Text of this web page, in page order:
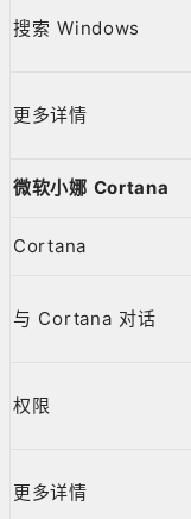
搜索 Windows
更多详情
微软小娜 Cortana
Cortana
与 Cortana 对话
权限
更多详情